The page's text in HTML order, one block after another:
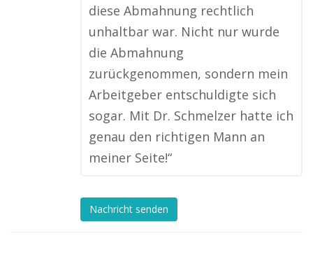
diese Abmahnung rechtlich
unhaltbar war. Nicht nur wurde
die Abmahnung
zurückgenommen, sondern mein
Arbeitgeber entschuldigte sich
sogar. Mit Dr. Schmelzer hatte ich
genau den richtigen Mann an
meiner Seite!“
Nachricht senden